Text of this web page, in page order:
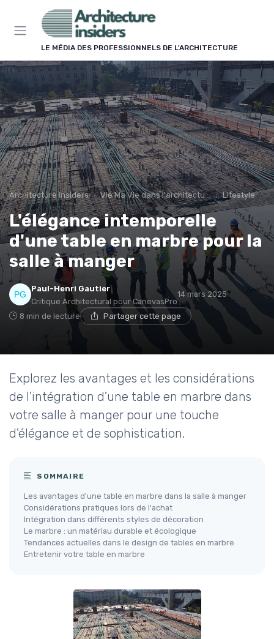
LE MÉDIA DES PROFESSIONNELS DE L'ARCHITECTURE
Architecture Insiders Vie Ma Vie dans l'architecture Lifestyle
L'élégance intemporelle
d'une table en marbre pour la
salle à manger
Paul-Henri Gautier
Critique Architectural pour CanevasPro
14 mars 2025
8 min de lecture Partager cette page
Explorez les avantages et les considérations
de l'intégration d'une table en marbre dans
votre salle à manger pour une touche
d'élégance et de sophistication.
SOMMAIRE
Les avantages d'une table en marbre dans la salle à manger
Considérations pratiques lors de l'achat
Intégration dans différents styles de décoration
Le marbre : un matériau durable et écologique
Tendances actuelles dans le design de tables en marbre
Entretenir votre table en marbre
Panneau de gestion des cookies